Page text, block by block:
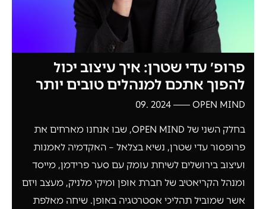
פרופ׳ עדי שטרן: איך עיצוב יכול
להפוך אתכם למנהלים טובים יותר
OPEN MIND
2024 .09
בחלק השני של OPEN MIND, שבו אנחנו מארחים את
פרופסור עדי שטרן, נשיא בצלאל – האקדמיה לאמנות
ועיצוב בירושלים לשיחת עומק עם סער פרידמן, מייסד
ומנהל הקריאטיב של חברת אופן ומיקי מלניק, מעצב ויזם
אשר שמוביל תהליכי אסטרטגיה באופן. שיחה מאלפת